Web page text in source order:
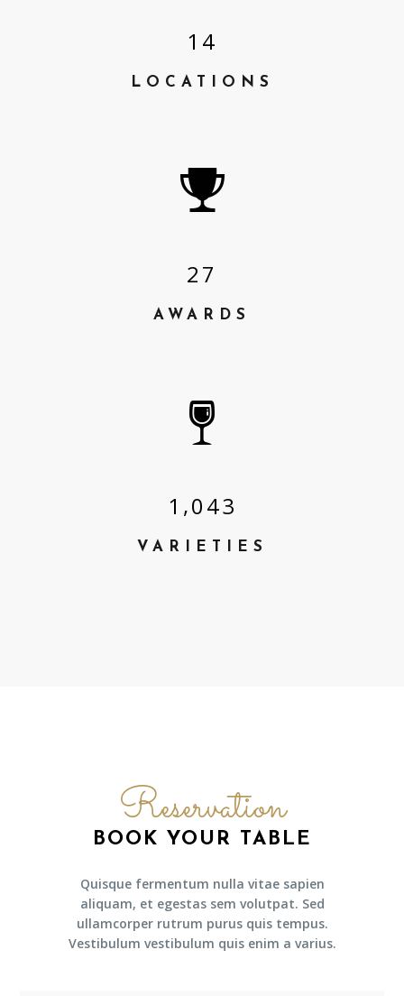
1 4
LOCATIONS
27
AWARDS
1 ,043
VARIETIES
Reservation
BOOK YOUR TABLE
Quisque fermentum nulla vitae sapien
aliquam, et egestas sem volutpat. Sed
ullamcorper rutrum purus quis tempus.
Vestibulum vestibulum quis enim a varius.